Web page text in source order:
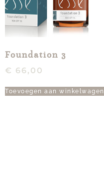
Foundation 3
€ 66,00
Toevoegen aan winkelwagen